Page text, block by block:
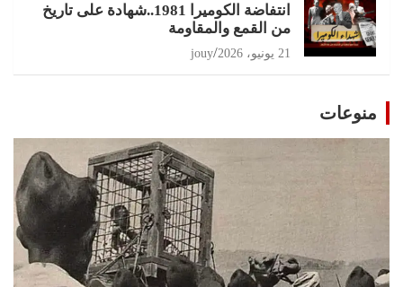
انتفاضة الكوميرا 1981..شهادة على تاريخ
من القمع والمقاومة
21 يونيو، 2026 jouy
منوعات